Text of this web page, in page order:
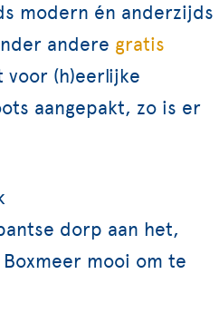
modern én anderzijds
andere gratis
voor (h)eerlijke
aangepakt, zo is er
dorp aan het,
mooi om te